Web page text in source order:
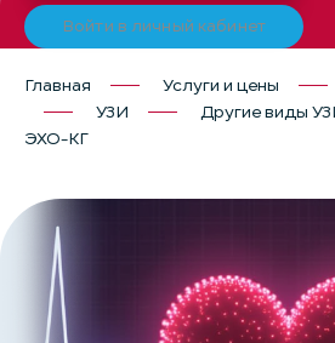
Войти в личный кабинет
Главная Услуги и цены
УЗИ
Другие виды
ЭХО-КГ